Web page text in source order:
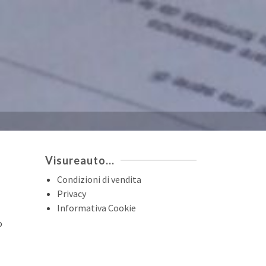
Visureauto…
Condizioni di vendita
Privacy
Informativa Cookie